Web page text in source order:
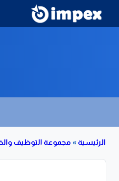
الرئيسية » مجموعة التوظيف